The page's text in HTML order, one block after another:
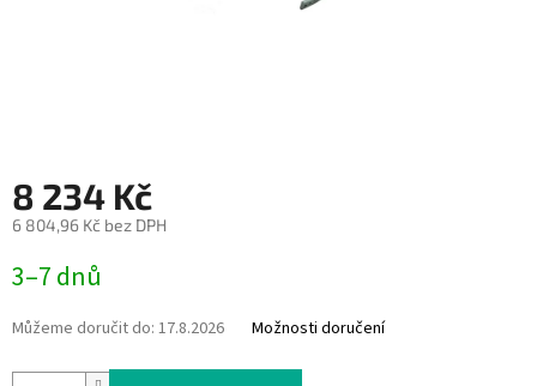
8 234 Kč
6 804,96 Kč bez DPH
cena:
3–7 dnů
Můžeme doručit do: 17.8.2026 Možnosti doručení